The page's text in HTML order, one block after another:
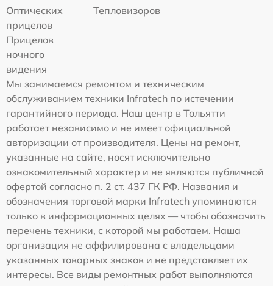
Оптических
прицелов
Тепловизоров
Прицелов
ночного
видения
Мы занимаемся ремонтом и техническим
обслуживанием техники Infratech по истечении
гарантийного периода. Наш центр в Тольятти
работает независимо и не имеет официальной
авторизации от производителя. Цены на ремонт,
указанные на сайте, носят исключительно
ознакомительный характер и не являются публичной
офертой согласно п. 2 ст. 437 ГК РФ. Названия и
обозначения торговой марки Infratech упоминаются
только в информационных целях — чтобы обозначить
перечень техники, с которой мы работаем. Наша
организация не аффилирована с владельцами
указанных товарных знаков и не представляет их
интересы. Все виды ремонтных работ выполняются